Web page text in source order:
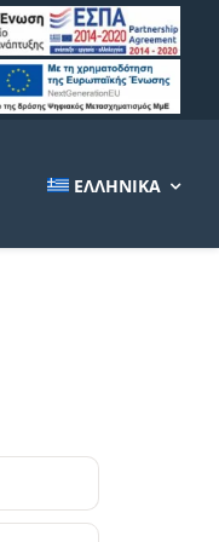
ΕΛΛΗΝΙΚΆ